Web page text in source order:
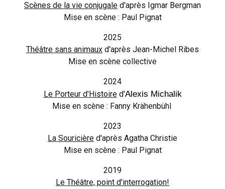
Scènes de la vie conjugale d'après Igmar Bergman
Mise en scène : Paul Pignat
2025
Théâtre sans animaux d'après Jean-Michel Ribes
Mise en scène collective
2024
Le Porteur d'Histoired'Alexis Michalik
Mise en scène : Fanny Krähenbühl
2023
La Souricière d'après Agatha Christie
Mise en scène : Paul Pignat
2019
Le Théâtre, point d'interrogation!